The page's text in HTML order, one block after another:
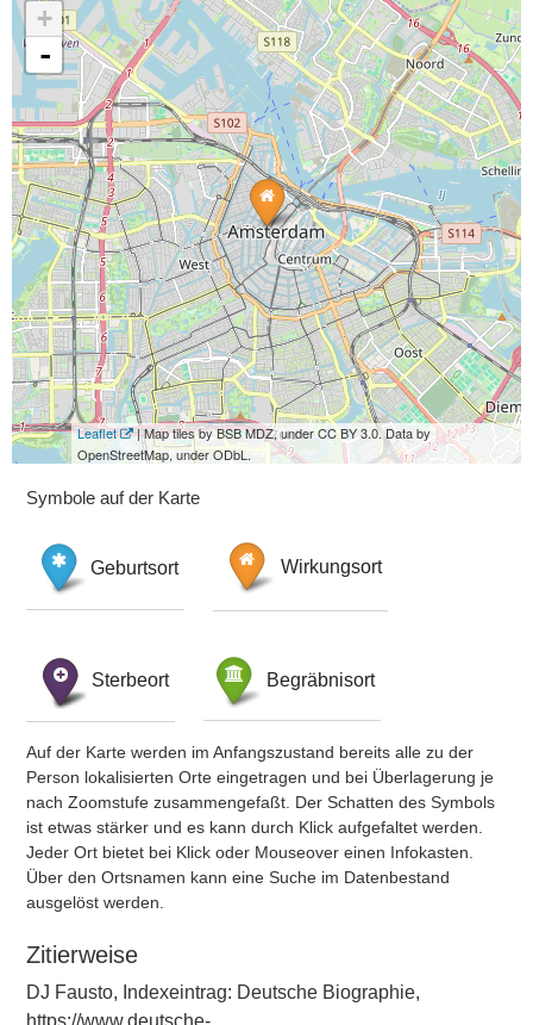
+
-
Leaflet
| Map tiles by BSB MDZ, under CC BY 3.0. Data by
OpenStreetMap, under ODbL.
Symbole auf der Karte
Geburtsort Wirkungsort
Sterbeort Begräbnisort
Auf der Karte werden im Anfangszustand bereits alle zu der
Person lokalisierten Orte eingetragen und bei Überlagerung je
nach Zoomstufe zusammengefaßt. Der Schatten des Symbols
ist etwas stärker und es kann durch Klick aufgefaltet werden.
Jeder Ort bietet bei Klick oder Mouseover einen Infokasten.
Über den Ortsnamen kann eine Suche im Datenbestand
ausgelöst werden.
Zitierweise
DJ Fausto, Indexeintrag: Deutsche Biographie,
https://www.deutsche-